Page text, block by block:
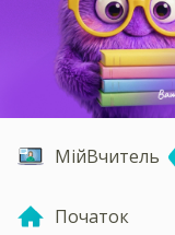
МійВчитель
Початок